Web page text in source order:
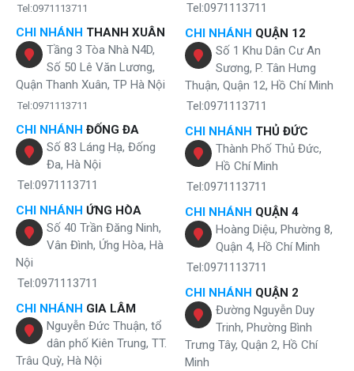
Công nghệ lọc tiên tiến cho nguồn nước nóng lạnh tinh khiết
Tích hợp máy làm nóng lạnh để gầm KAO-T90 - Tiện lợi 3
trong 1
Nhờ đi kèm máy làm nóng lạnh KAO-T90, bạn sẽ có ngay 3 lựa chọn
nước nóng - lạnh - nguội ngay trong một thiết bị:
Nước nóng: Pha trà, cà phê, nấu mì siêu tiện lợi.
Tel:0971113711
CHI NHÁNH THANH XUÂN
Tầng 3 Tòa Nhà N4D,
Số 50 Lê Văn Lương,
Quận Thanh Xuân, TP Hà Nội
Tel:0971113711
CHI NHÁNH ĐỐNG ĐA
Số 83 Láng Hạ, Đống
Đa, Hà Nội
Tel:0971113711
CHI NHÁNH ỨNG HÒA
Số 40 Trần Đăng Ninh,
Vân Đình, Ứng Hòa, Hà
Nội
Tel:0971113711
CHI NHÁNH GIA LÂM
Nguyễn Đức Thuận, tổ
dân phố Kiên Trung, TT.
Trâu Quỳ, Hà Nội
Tel:0971113711
CHI NHÁNH QUẬN 12
Số 1 Khu Dân Cư An
Sương, P. Tân Hưng
Thuận, Quận 12, Hồ Chí Minh
Tel:0971113711
CHI NHÁNH THỦ ĐỨC
Thành Phố Thủ Đức,
Hồ Chí Minh
Tel:0971113711
CHI NHÁNH QUẬN 4
Hoàng Diệu, Phường 8,
Quận 4, Hồ Chí Minh
Tel:0971113711
CHI NHÁNH QUẬN 2
Đường Nguyễn Duy
Trinh, Phường Bình
Trưng Tây, Quận 2, Hồ Chí
Minh